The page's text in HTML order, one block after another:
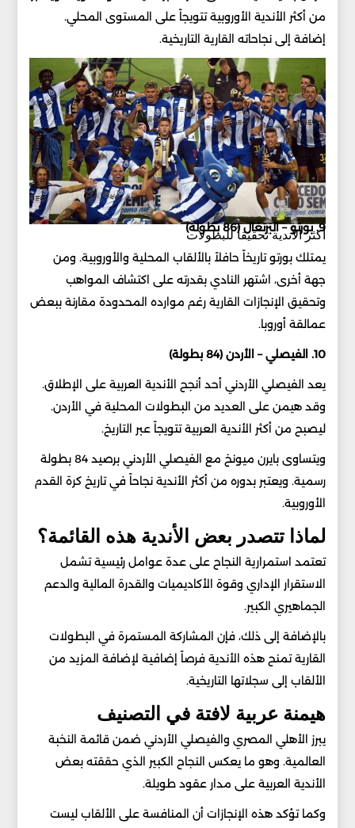
من أكثر الأندية الأوروبية تتويجاً على المستوى المحلي.
إضافة إلى نجاحاته القارية التاريخية.
أكثر الأندية تحقيقاً للبطولات
9. بورتو – البرتغال (86 بطولة)
يمتلك بورتو تاريخاً حافلاً بالألقاب المحلية والأوروبية. ومن
جهة أخرى، اشتهر النادي بقدرته على اكتشاف المواهب
وتحقيق الإنجازات القارية رغم موارده المحدودة مقارنة ببعض
عمالقة أوروبا.
10. الفيصلي – الأردن (84 بطولة)
يعد الفيصلي الأردني أحد أنجح الأندية العربية على الإطلاق.
وقد هيمن على العديد من البطولات المحلية في الأردن.
ليصبح من أكثر الأندية العربية تتويجاً عبر التاريخ.
ويتساوى بايرن ميونخ مع الفيصلي الأردني برصيد 84 بطولة
رسمية. ويعتبر بدوره من أكثر الأندية نجاحاً في تاريخ كرة القدم
الأوروبية.
لماذا تتصدر بعض الأندية هذه القائمة؟
تعتمد استمرارية النجاح على عدة عوامل رئيسية تشمل
الاستقرار الإداري وقوة الأكاديميات والقدرة المالية والدعم
الجماهيري الكبير.
بالإضافة إلى ذلك، فإن المشاركة المستمرة في البطولات
القارية تمنح هذه الأندية فرصاً إضافية لإضافة المزيد من
الألقاب إلى سجلاتها التاريخية.
هيمنة عربية لافتة في التصنيف
يبرز الأهلي المصري والفيصلي الأردني ضمن قائمة النخبة
العالمية. وهو ما يعكس النجاح الكبير الذي حققته بعض
الأندية العربية على مدار عقود طويلة.
وكما تؤكد هذه الإنجازات أن المنافسة على الألقاب ليست